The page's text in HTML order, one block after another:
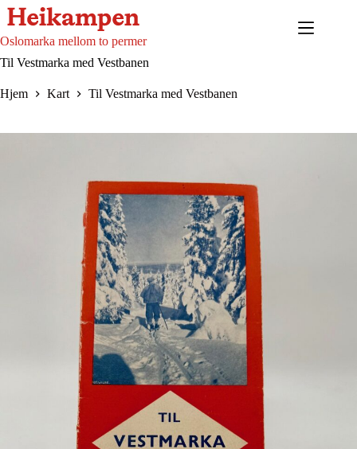
Hopp
til
innholdet
Oslomarka mellom to permer
Til Vestmarka med Vestbanen
Hjem Kart Til Vestmarka med Vestbanen